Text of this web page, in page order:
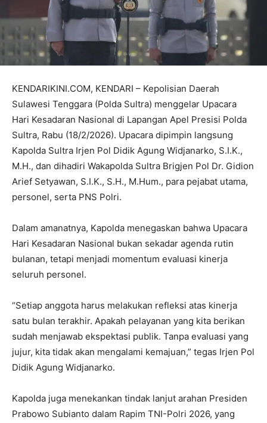
KENDARIKINI.COM, KENDARI – Kepolisian Daerah
Sulawesi Tenggara (Polda Sultra) menggelar Upacara
Hari Kesadaran Nasional di Lapangan Apel Presisi Polda
Sultra, Rabu (18/2/2026). Upacara dipimpin langsung
Kapolda Sultra Irjen Pol Didik Agung Widjanarko, S.I.K.,
M.H., dan dihadiri Wakapolda Sultra Brigjen Pol Dr. Gidion
Arief Setyawan, S.I.K., S.H., M.Hum., para pejabat utama,
personel, serta PNS Polri.
Dalam amanatnya, Kapolda menegaskan bahwa Upacara
Hari Kesadaran Nasional bukan sekadar agenda rutin
bulanan, tetapi menjadi momentum evaluasi kinerja
seluruh personel.
“Setiap anggota harus melakukan refleksi atas kinerja
satu bulan terakhir. Apakah pelayanan yang kita berikan
sudah menjawab ekspektasi publik. Tanpa evaluasi yang
jujur, kita tidak akan mengalami kemajuan,” tegas Irjen Pol
Didik Agung Widjanarko.
Kapolda juga menekankan tindak lanjut arahan Presiden
Prabowo Subianto dalam Rapim TNI-Polri 2026, yang